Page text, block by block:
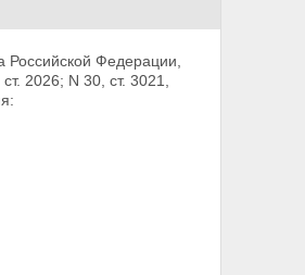
Российской Федерации,
2026; N 30, ст. 3021,